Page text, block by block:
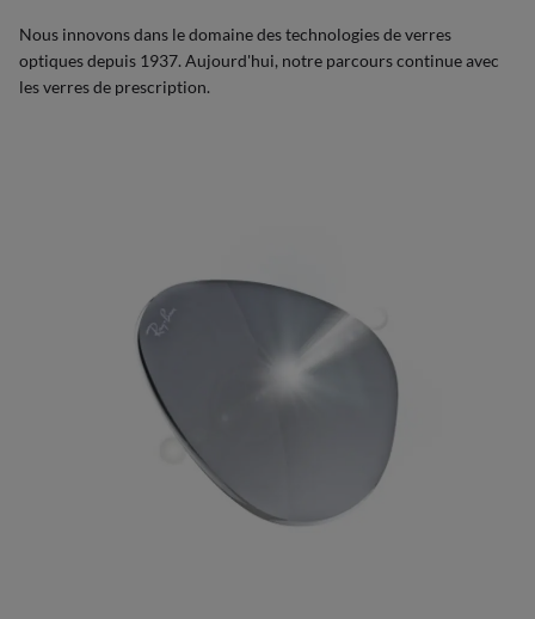
Nous innovons dans le domaine des technologies de verres
optiques depuis 1937. Aujourd'hui, notre parcours continue avec
les verres de prescription.